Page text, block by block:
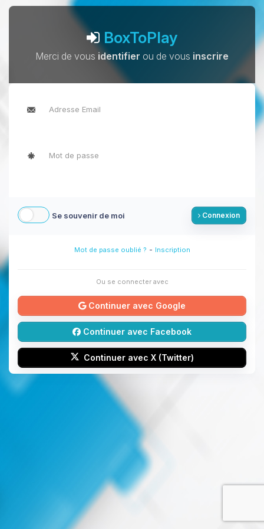
BoxToPlay
Merci de vous identifier ou de vous inscrire
Se souvenir de moi Connexion
Mot de passe oublié ? - Inscription
Ou se connecter avec
Continuer avec Google
Continuer avec Facebook
Continuer avec X (Twitter)